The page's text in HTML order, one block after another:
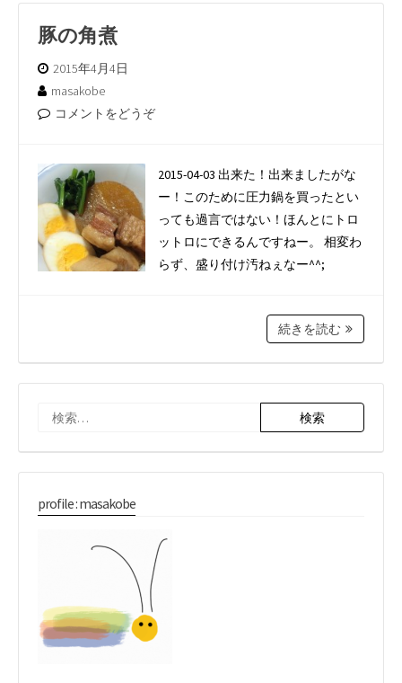
豚の角煮
2015年4月4日
masakobe
コメントをどうぞ
2015-04-03 出来た！出来ましたがな
ー！このために圧力鍋を買ったとい
っても過言ではない！ほんとにトロ
ットロにできるんですねー。 相変わ
らず、盛り付け汚ねぇなー^^;
続きを読む
索:
profile : masakobe